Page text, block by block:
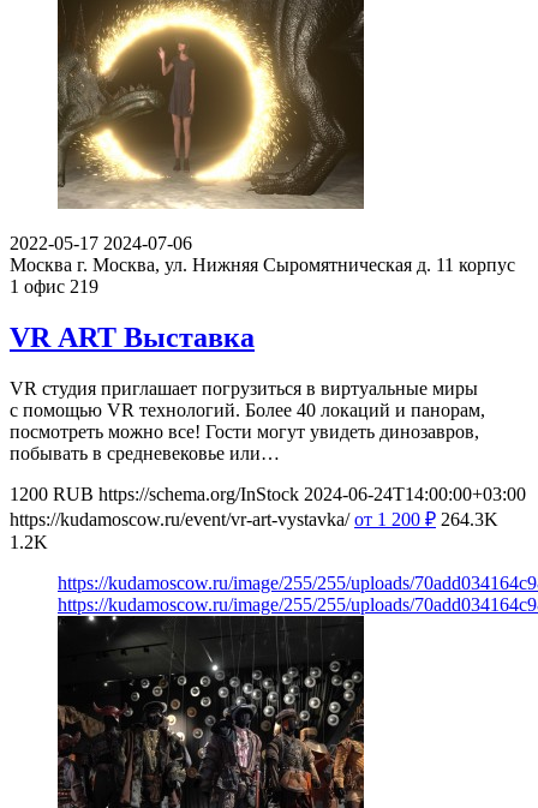
2022-05-17 2024-07-06
Москва г. Москва, ул. Нижняя Сыромятническая д. 11 корпус
1 офис 219
VR ART Выставка
VR студия приглашает погрузиться в виртуальные миры
с помощью VR технологий. Более 40 локаций и панорам,
посмотреть можно все! Гости могут увидеть динозавров,
побывать в средневековье или…
1200 RUB https://schema.org/InStock 2024-06-24T14:00:00+03:00
https://kudamoscow.ru/event/vr-art-vystavka/ от 1 200 ₽ 264.3K
1.2K
https://kudamoscow.ru/image/255/255/uploads/
https://kudamoscow.ru/image/255/255/uploads/